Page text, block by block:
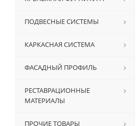
ПОДВЕСНЫЕ СИСТЕМЫ
КАРКАСНАЯ СИСТЕМА
ФАСАДНЫЙ ПРОФИЛЬ
РЕСТАВРАЦИОННЫЕ
МАТЕРИАЛЫ
ПРОЧИЕ ТОВАРЫ